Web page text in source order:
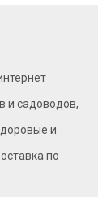
и садоводов,
и
по